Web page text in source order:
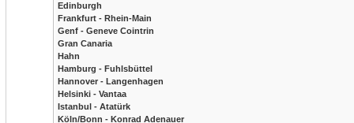
Edinburgh
Frankfurt - Rhein-Main
Genf - Geneve Cointrin
Gran Canaria
Hahn
Hamburg - Fuhlsbüttel
Hannover - Langenhagen
Helsinki - Vantaa
Istanbul - Atatürk
Köln/Bonn - Konrad Adenauer